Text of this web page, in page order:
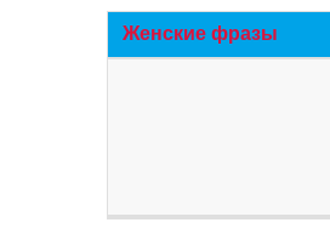
Женские фразы